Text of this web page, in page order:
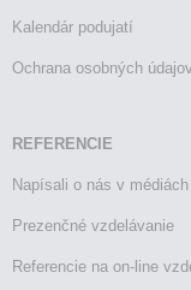
Kalendár podujatí
Ochrana osobných údajov
REFERENCIE
Napísali o nás v médiách
Prezenčné vzdelávanie
Referencie na on-line